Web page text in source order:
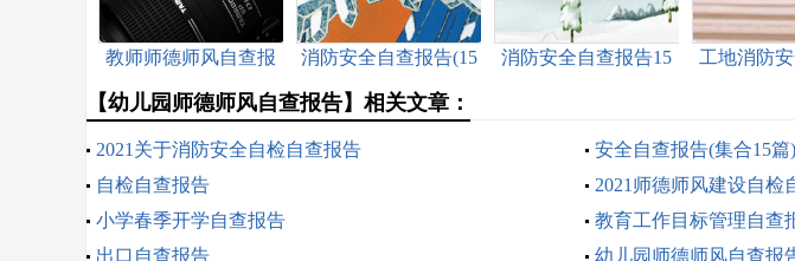
教师师德师风自查报
消防安全自查报告(15
消防安全自查报告15
工地消防
【幼儿园师德师风自查报告】相关文章：
2021关于消防安全自检自查报告
安全自查报告(集合15篇)
自检自查报告
2021师德师风建设自检
小学春季开学自查报告
教育工作目标管理自查
出口自查报告
幼儿园师德师风自查报